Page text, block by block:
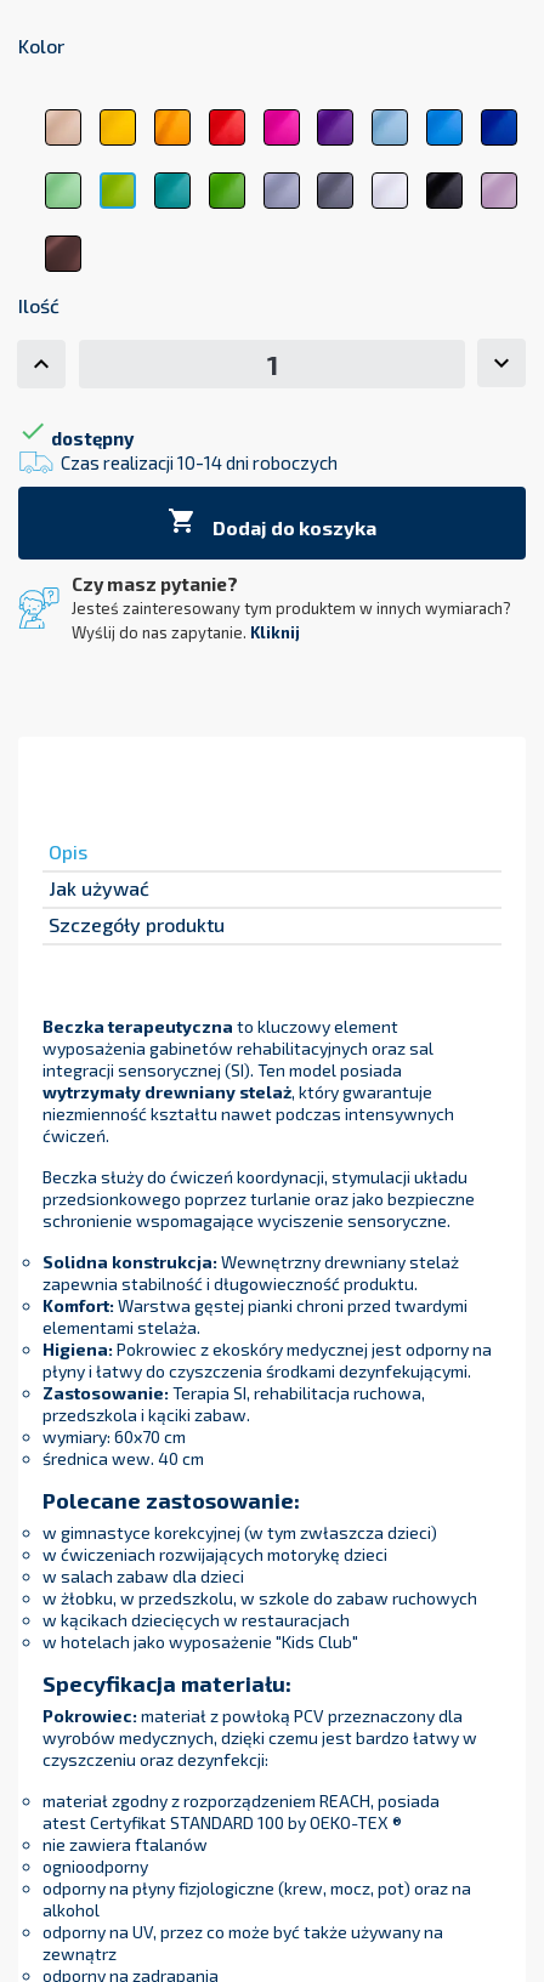
Kolor
beżowy
1044
żółty
1123
pomarańczowy
1017
czerwony
3104
różowy
3333
fioletowy
5161
błękitny
5348
5154
jasnozielony
6156
zielony
6248
zielony
medyczny
ciemnozielony
6263
jasnoszary
7000
ciemnoszary
7107
biały
9001
czarny
9011
róż
brązowy
8017
Ilość
 dostępny
Czas realizacji 10-14 dni roboczych
 Dodaj do koszyka
Czy masz pytanie?
Jesteś zainteresowany tym produktem w innych wymiarach?
Wyślij do nas zapytanie. Kliknij
Opis
Jak używać
Szczegóły produktu
Beczka terapeutyczna to kluczowy element
wyposażenia gabinetów rehabilitacyjnych oraz sal
integracji sensorycznej (SI). Ten model posiada
wytrzymały drewniany stelaż, który gwarantuje
niezmienność kształtu nawet podczas intensywnych
ćwiczeń.
Beczka służy do ćwiczeń koordynacji, stymulacji układu
przedsionkowego poprzez turlanie oraz jako bezpieczne
schronienie wspomagające wyciszenie sensoryczne.
Solidna konstrukcja:Wewnętrzny drewniany stelaż
zapewnia stabilność i długowieczność produktu.
Komfort:Warstwa gęstej pianki chroni przed twardymi
elementami stelaża.
Higiena:Pokrowiec z ekoskóry medycznej jest odporny na
płyny i łatwy do czyszczenia środkami dezynfekującymi.
Zastosowanie:Terapia SI, rehabilitacja ruchowa,
przedszkola i kąciki zabaw.
wymiary: 60x70 cm
średnica wew. 40 cm
Polecane zastosowanie:
w gimnastyce korekcyjnej (w tym zwłaszcza dzieci)
w ćwiczeniach rozwijających motorykę dzieci
w salach zabaw dla dzieci
w żłobku, w przedszkolu, w szkole do zabaw ruchowych
w kącikach dziecięcych w restauracjach
w hotelach jako wyposażenie "Kids Club"
Specyfikacja materiału:
Pokrowiec:materiał z powłoką PCV przeznaczony dla
wyrobów medycznych, dzięki czemu jest bardzo łatwy w
czyszczeniu oraz dezynfekcji:
materiał zgodny z rozporządzeniem REACH, posiada
atest Certyfikat STANDARD 100 by OEKO-TEX ®
nie zawiera ftalanów
ognioodporny
odporny na płyny fizjologiczne (krew, mocz, pot) oraz na
alkohol
odporny na UV, przez co może być także używany na
zewnątrz
odporny na zadrapania